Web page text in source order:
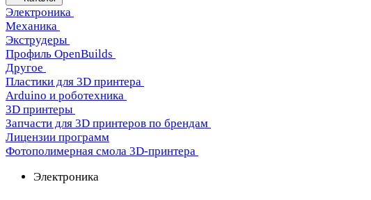
Электроника
Механика
Экструдеры
Профиль OpenBuilds
Другое
Пластики для 3D принтера
Arduino и роботехника
3D принтеры
Запчасти для 3D принтеров по брендам
Лицензии программ
Фотополимерная смола 3D-принтера
Электроника